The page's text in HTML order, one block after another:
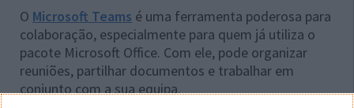
O Microsoft Teams é uma ferramenta poderosa para
colaboração, especialmente para quem já utiliza o
pacote Microsoft Office. Com ele, pode organizar
reuniões, partilhar documentos e trabalhar em
conjunto com a sua equipa.